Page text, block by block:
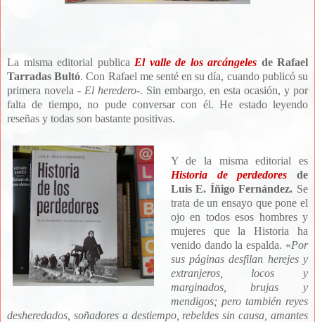
La misma editorial publica El valle de los arcángeles de Rafael
Tarradas Bultó. Con Rafael me senté en su día, cuando publicó su
primera novela - El heredero-. Sin embargo, en esta ocasión, y por
falta de tiempo, no pude conversar con él. He estado leyendo
reseñas y todas son bastante positivas.
Y de la misma editorial es
Historia de perdedores de
Luis E. Íñigo Fernández. Se
trata de un ensayo que pone el
ojo en todos esos hombres y
mujeres que la Historia ha
venido dando la espalda. «Por
sus páginas desfilan herejes y
extranjeros, locos y
marginados, brujas y
mendigos; pero también reyes
desheredados, soñadores a destiempo, rebeldes sin causa, amantes